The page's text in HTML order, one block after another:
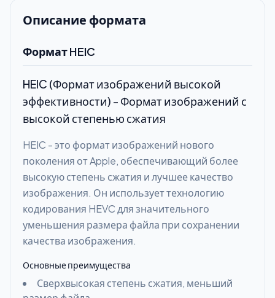
Описание формата
Формат HEIC
HEIC (Формат изображений высокой
эффективности) - Формат изображений с
высокой степенью сжатия
HEIC - это формат изображений нового
поколения от Apple, обеспечивающий более
высокую степень сжатия и лучшее качество
изображения. Он использует технологию
кодирования HEVC для значительного
уменьшения размера файла при сохранении
качества изображения.
Основные преимущества
Сверхвысокая степень сжатия, меньший